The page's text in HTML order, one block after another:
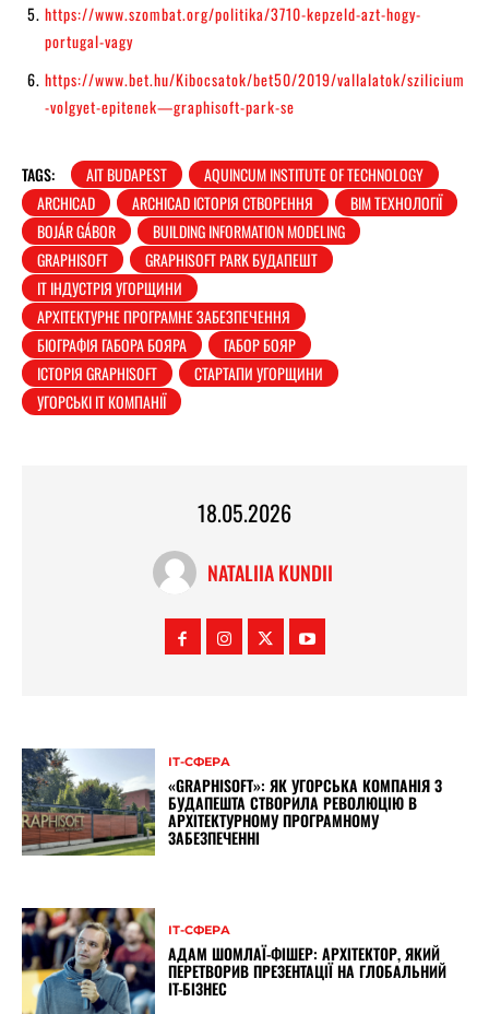
https://www.szombat.org/politika/3710-kepzeld-azt-hogy-
portugal-vagy
https://www.bet.hu/Kibocsatok/bet50/2019/vallalatok/szilicium
-volgyet-epitenek—graphisoft-park-se
TAGS: AIT BUDAPEST
AQUINCUM INSTITUTE OF TECHNOLOGY
ARCHICAD
ARCHICAD ІСТОРІЯ СТВОРЕННЯ
BIM ТЕХНОЛОГІЇ
BOJÁR GÁBOR
BUILDING INFORMATION MODELING
GRAPHISOFT
GRAPHISOFT PARK БУДАПЕШТ
IT ІНДУСТРІЯ УГОРЩИНИ
АРХІТЕКТУРНЕ ПРОГРАМНЕ ЗАБЕЗПЕЧЕННЯ
БІОГРАФІЯ ГАБОРА БОЯРА
ГАБОР БОЯР
ІСТОРІЯ GRAPHISOFT
СТАРТАПИ УГОРЩИНИ
УГОРСЬКІ IT КОМПАНІЇ
18.05.2026
NATALIIA KUNDII
ІТ-СФЕРА
«GRAPHISOFT»: ЯК УГОРСЬКА КОМПАНІЯ З
БУДАПЕШТА СТВОРИЛА РЕВОЛЮЦІЮ В
АРХІТЕКТУРНОМУ ПРОГРАМНОМУ
ЗАБЕЗПЕЧЕННІ
ІТ-СФЕРА
АДАМ ШОМЛАЇ-ФІШЕР: АРХІТЕКТОР, ЯКИЙ
ПЕРЕТВОРИВ ПРЕЗЕНТАЦІЇ НА ГЛОБАЛЬНИЙ
IT-БІЗНЕС